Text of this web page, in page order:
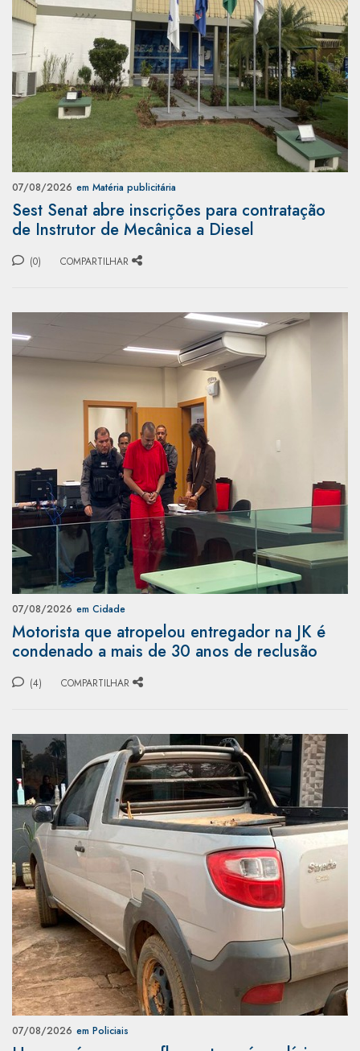
07/08/2026 em Matéria publicitária
Sest Senat abre inscrições para contratação
de Instrutor de Mecânica a Diesel
(0) COMPARTILHAR
07/08/2026 em Cidade
Motorista que atropelou entregador na JK é
condenado a mais de 30 anos de reclusão
(4) COMPARTILHAR
07/08/2026 em Policiais